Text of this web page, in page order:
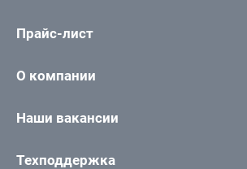
Прайс-лист
О компании
Наши вакансии
Техподдержка